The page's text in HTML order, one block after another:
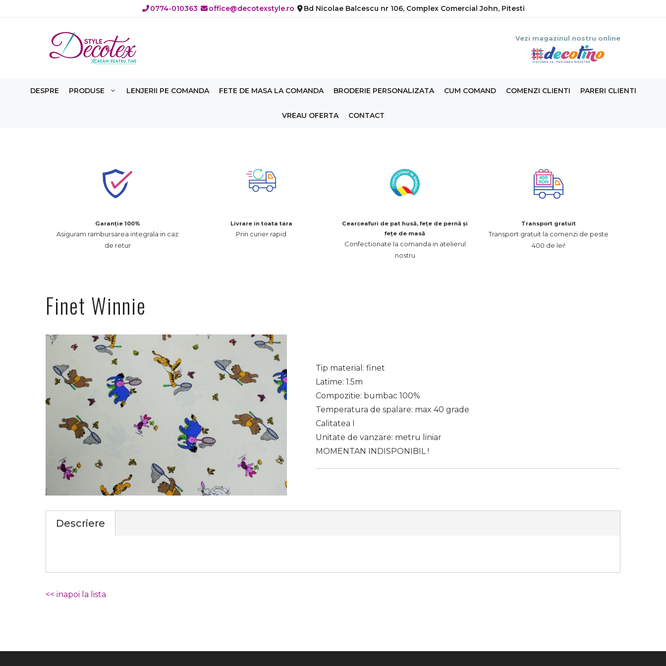
la
0774-010363 office@decotexstyle.ro Bd Nicolae Balcescu nr 106, Complex Comercial John, Pitesti
Vezi magazinul nostru online
DESPRE PRODUSE LENJERII PE COMANDA FETE DE MASA LA COMANDA BRODERIE PERSONALIZATA CUM COMAND COMENZI CLIENTI PARERI CLIENTI
VREAU OFERTA CONTACT
Garanție 100%
Asiguram rambursarea integrala in caz
de retur
Livrare in toata tara
Prin curier rapid
Cearceafuri de pat husă, fețe de pernă și
fețe de masă
Confectionate la comanda in atelierul
nostru
Transport gratuit
Transport gratuit la comenzi de peste
400 de lei!
Finet Winnie
Tip material: finet
Latime: 1.5m
Compozitie: bumbac 100%
Temperatura de spalare: max 40 grade
Calitatea I
Unitate de vanzare: metru liniar
MOMENTAN INDISPONIBIL !
Descriere
<< inapoi la lista